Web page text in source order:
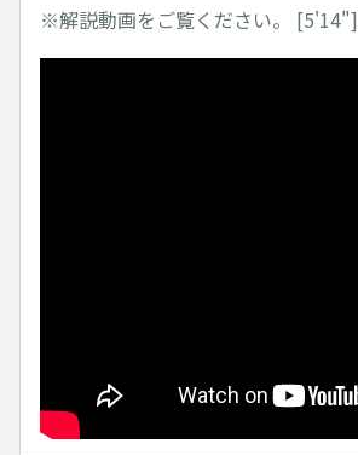
※解説動画をご覧ください。 [5'14"]